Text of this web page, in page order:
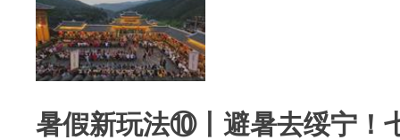
暑假新玩法⑩丨避暑去绥宁！